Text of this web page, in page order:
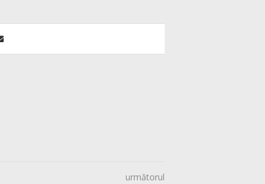
următorul